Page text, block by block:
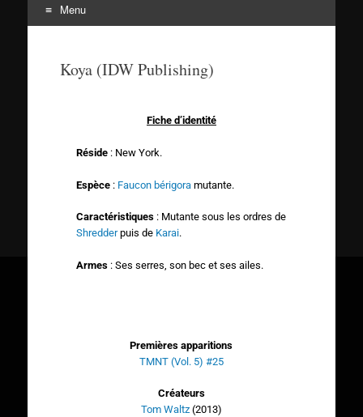
Menu
Koya (IDW Publishing)
Fiche d’identité
Réside : New York.
Espèce: Faucon bérigoramutante.
Caractéristiques : Mutante sous les ordres de
Shredderpuis de Karai.
Armes: Ses serres, son bec et ses ailes.
Premières apparitions
TMNT (Vol. 5) #25
Créateurs
Tom Waltz(2013)